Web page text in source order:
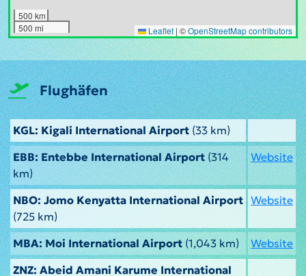
500 km
500 mi
Leaflet | ©OpenStreetMap contributors
Flughäfen
KGL: Kigali International Airport (33 km)
EBB: Entebbe International Airport(314
km)
Website
NBO: Jomo Kenyatta International Airport
(725 km)
Website
MBA: Moi International Airport(1,043 km)
Website
ZNZ: Abeid Amani Karume International